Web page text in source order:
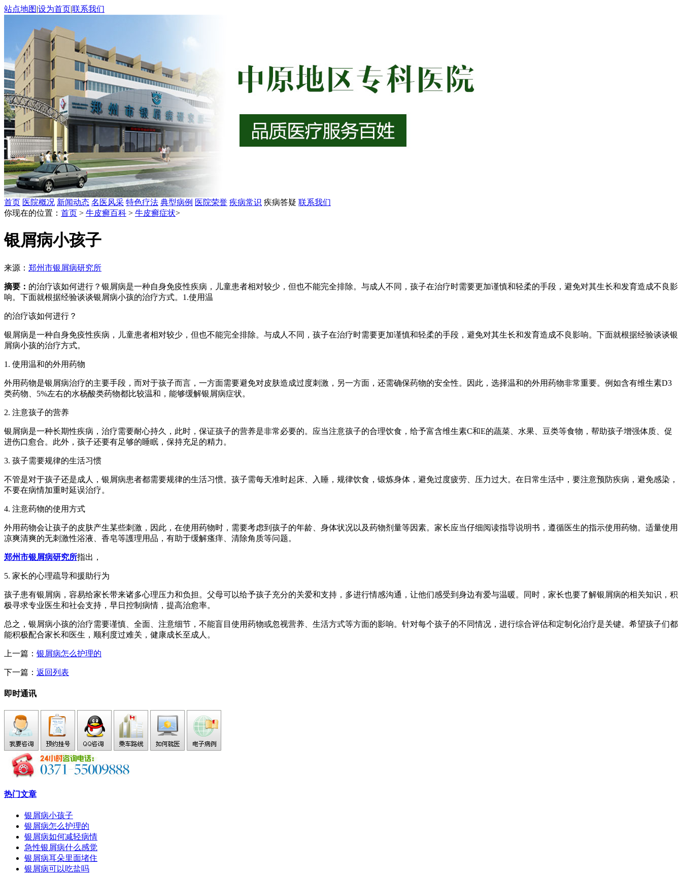
站点地图|设为首页|联系我们
首页 医院概况 新闻动态 名医风采 特色疗法 典型病例 医院荣誉 疾病常识 疾病答疑 联系我们
你现在的位置： 首页 > 牛皮癣百科 > 牛皮癣症状>
银屑病小孩子
来源： 郑州市银屑病研究所
摘要： 的治疗该如何进行？银屑病是一种自身免疫性疾病，儿童患者相对较少，但也不能完全排除。与成人不同，孩子在治疗时需要更加谨慎和轻柔的手段，避免对其生长和发育造成不良影
响。下面就根据经验谈谈银屑病小孩的治疗方式。1.使用温
的治疗该如何进行？
银屑病是一种自身免疫性疾病，儿童患者相对较少，但也不能完全排除。与成人不同，孩子在治疗时需要更加谨慎和轻柔的手段，避免对其生长和发育造成不良影响。下面就根据经验谈谈银
屑病小孩的治疗方式。
1. 使用温和的外用药物
外用药物是银屑病治疗的主要手段，而对于孩子而言，一方面需要避免对皮肤造成过度刺激，另一方面，还需确保药物的安全性。因此，选择温和的外用药物非常重要。例如含有维生素D3
类药物、5%左右的水杨酸类药物都比较温和，能够缓解银屑病症状。
2. 注意孩子的营养
银屑病是一种长期性疾病，治疗需要耐心持久，此时，保证孩子的营养是非常必要的。应当注意孩子的合理饮食，给予富含维生素C和E的蔬菜、水果、豆类等食物，帮助孩子增强体质、促
进伤口愈合。此外，孩子还要有足够的睡眠，保持充足的精力。
3. 孩子需要规律的生活习惯
不管是对于孩子还是成人，银屑病患者都需要规律的生活习惯。孩子需每天准时起床、入睡，规律饮食，锻炼身体，避免过度疲劳、压力过大。在日常生活中，要注意预防疾病，避免感染，
不要在病情加重时延误治疗。
4. 注意药物的使用方式
外用药物会让孩子的皮肤产生某些刺激，因此，在使用药物时，需要考虑到孩子的年龄、身体状况以及药物剂量等因素。家长应当仔细阅读指导说明书，遵循医生的指示使用药物。适量使用
凉爽清爽的无刺激性浴液、香皂等護理用品，有助于缓解瘙痒、清除角质等问题。
郑州市银屑病研究所指出，
5. 家长的心理疏导和援助行为
孩子患有银屑病，容易给家长带来诸多心理压力和负担。父母可以给予孩子充分的关爱和支持，多进行情感沟通，让他们感受到身边有爱与温暖。同时，家长也要了解银屑病的相关知识，积
极寻求专业医生和社会支持，早日控制病情，提高治愈率。
总之，银屑病小孩的治疗需要谨慎、全面、注意细节，不能盲目使用药物或忽视营养、生活方式等方面的影响。针对每个孩子的不同情况，进行综合评估和定制化治疗是关键。希望孩子们都
能积极配合家长和医生，顺利度过难关，健康成长至成人。
上一篇： 银屑病怎么护理的
下一篇： 返回列表
即时通讯
热门文章
银屑病小孩子
银屑病怎么护理的
银屑病如何减轻病情
急性银屑病什么感觉
银屑病耳朵里面堵住
银屑病可以吃盐吗